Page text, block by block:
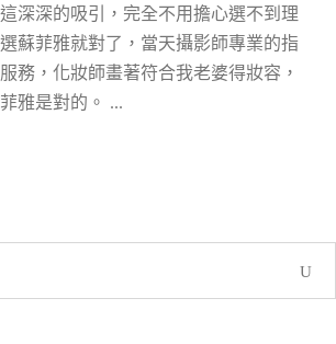
深深的吸引，完全不用擔心選不到理
蘇菲雅就對了，當天攝影師專業的指
務，化妝師畫著符合我老婆得妝容，
雅是對的。